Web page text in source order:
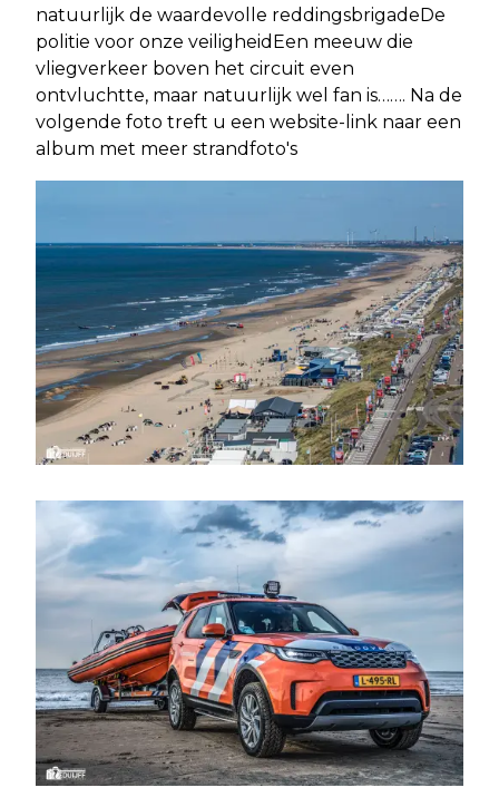
natuurlijk de waardevolle reddingsbrigadeDe
politie voor onze veiligheidEen meeuw die
vliegverkeer boven het circuit even
ontvluchtte, maar natuurlijk wel fan is……. Na de
volgende foto treft u een website-link naar een
album met meer strandfoto's